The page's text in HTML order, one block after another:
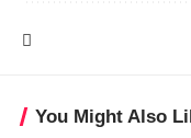
You Might Also